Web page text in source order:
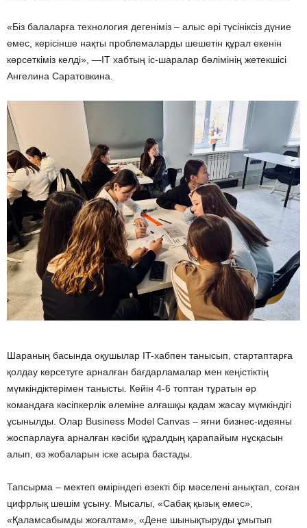
«Біз балаларға технология дегеніміз – алыс әрі түсініксіз дүние
емес, керісінше нақты проблемаларды шешетін құрал екенін
көрсеткіміз келді», —IT хабтың іс-шаралар бөлімінің жетекшісі
Ангелина Саратовкина.
Шараның басында оқушылар IT-хабпен танысып, стартаптарға
қолдау көрсетуге арналған бағдарламалар мен кеңістіктің
мүмкіндіктерімен танысты. Кейін 4-6 топтан тұратын әр
командаға кәсіпкерлік әлеміне алғашқы қадам жасау мүмкіндігі
ұсынылды. Олар Business Model Canvas – яғни бизнес-идеяны
жоспарлауға арналған кәсіби құралдың қарапайым нұсқасын
алып, өз жобаларын іске асыра бастады.
Тапсырма – мектеп өміріндегі өзекті бір мәселені анықтап, соған
цифрлық шешім ұсыну. Мысалы, «Сабақ қызық емес»,
«Қаламсабымды жоғалтам», «Дене шынықтыруды ұмытып